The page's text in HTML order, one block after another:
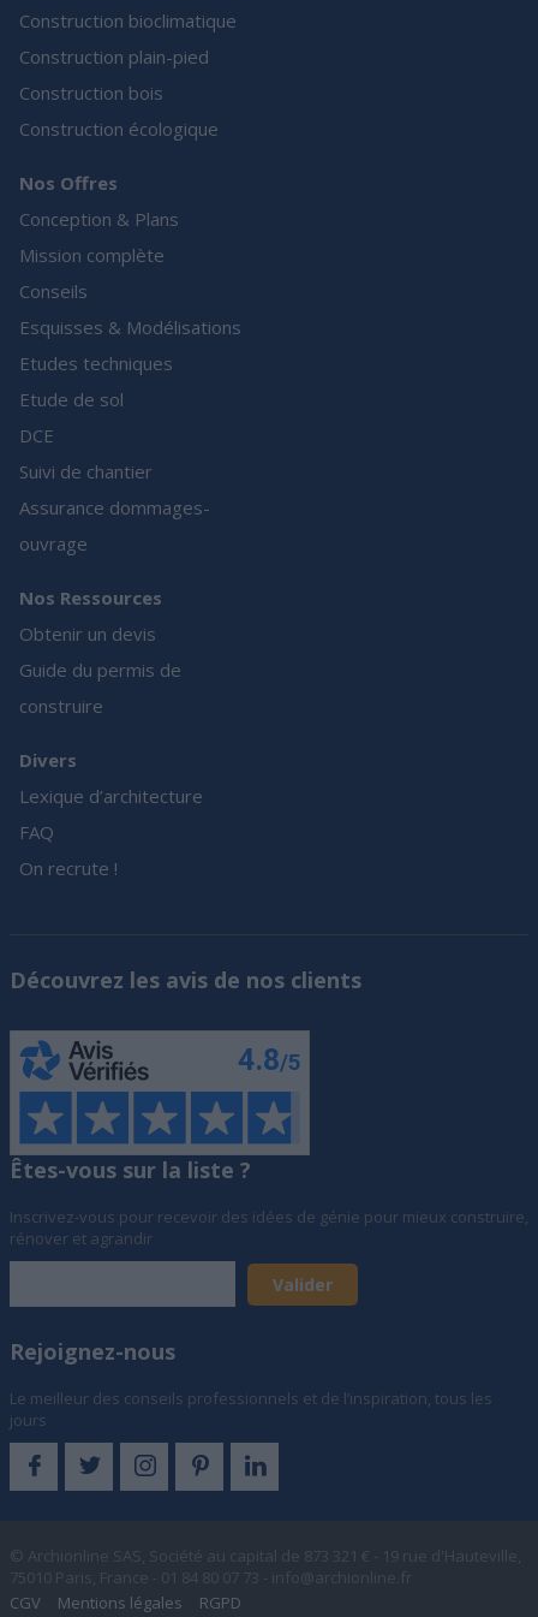
Construction bioclimatique
Construction plain-pied
Construction bois
Construction écologique
Nos Offres
Conception & Plans
Mission complète
Conseils
Esquisses & Modélisations
Etudes techniques
Etude de sol
DCE
Suivi de chantier
Assurance dommages-
ouvrage
Nos Ressources
Obtenir un devis
Guide du permis de
construire
Divers
Lexique d’architecture
FAQ
On recrute !
Découvrez les avis de nos clients
Êtes-vous sur la liste ?
Inscrivez-vous pour recevoir des idées de génie pour mieux construire,
rénover et agrandir
Rejoignez-nous
Le meilleur des conseils professionnels et de l’inspiration, tous les
jours
© Archionline SAS, Société au capital de 873 321 € - 19 rue d'Hauteville,
75010 Paris, France - 01 84 80 07 73 -
info@archionline.fr
CGV
Mentions légales RGPD